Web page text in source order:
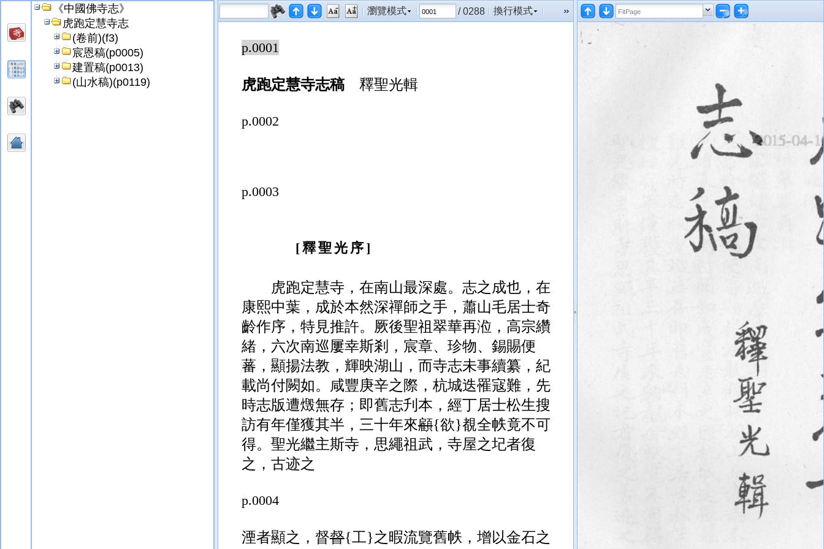
《中國佛寺志》
虎跑定慧寺志
(卷前)(f3)
宸恩稿(p0005)
建置稿(p0013)
(山水稿)(p0119)
瀏覽模式 / 0288 換行模式
p.0001
虎跑定慧寺志稿釋聖光輯
p.0002
p.0003
釋聖光序
虎跑定慧寺，在南山最深處。志之成也，在
康熙中葉， 成於本然深禪師之手，蕭山毛居士奇
齡作序，特見推許。厥後聖祖翠華再涖， 高宗纘
緒，六次南巡屢幸斯剎， 宸章、珍物、錫賜便
蕃，顯揚法教，輝映湖山，而寺志未事續纂，紀
載尚付闕如。咸豐庚辛之際，杭城迭罹寇難，先
時志版遭燬無存；即舊志刋本，經丁居士松生搜
訪有年僅獲其半，三十年來顧{欲}覩全帙竟不可
得。 聖光繼主斯寺，思繩祖武，寺屋之圮者復
之，古迹之
p.0004
湮者顯之，督督{工}之暇流覽舊帙，增以金石之